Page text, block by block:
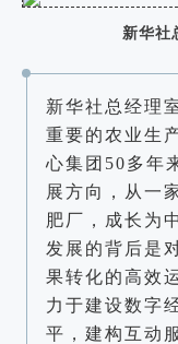
新华社
新华社总经理
重要的农业生
心集团50多年
展方向，从一
肥厂，成长为
发展的背后是
果转化的高效
力于建设数字
平，建构互动